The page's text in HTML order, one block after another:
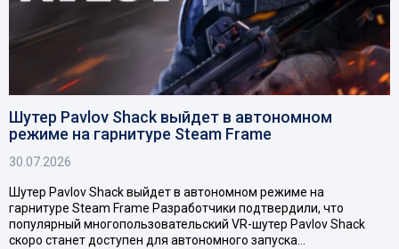
Шутер Pavlov Shack выйдет в автономном
режиме на гарнитуре Steam Frame
30.07.2026
Шутер Pavlov Shack выйдет в автономном режиме на
гарнитуре Steam Frame Разработчики подтвердили, что
популярный многопользовательский VR-шутер Pavlov Shack
скоро станет доступен для автономного запуска…